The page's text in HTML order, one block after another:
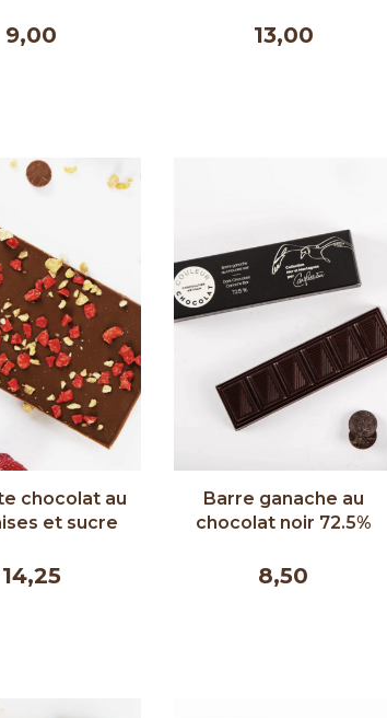
| 100g
9,00
90g
13,00
chocolat au
et sucre
90g
14,25
Barre ganache au
chocolat noir 72.5%
Couleur Chocolat 50g
8,50